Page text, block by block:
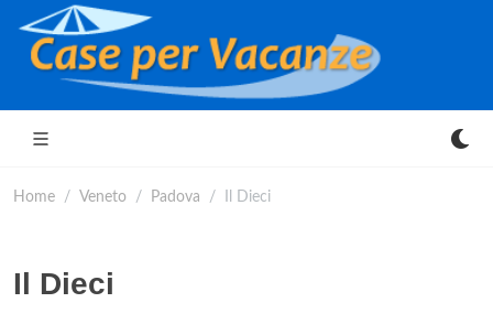
Home Veneto Padova Il Dieci
Il Dieci